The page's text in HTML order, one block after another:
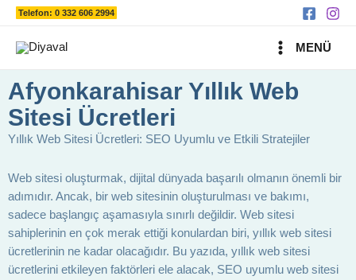
İçeriğeTelefon: 0 332 606 2994
MAIN
MENÜ
Afyonkarahisar Yıllık Web
Sitesi Ücretleri
Yıllık Web Sitesi Ücretleri: SEO Uyumlu ve Etkili Stratejiler
Web sitesi oluşturmak, dijital dünyada başarılı olmanın önemli bir
adımıdır. Ancak, bir web sitesinin oluşturulması ve bakımı,
sadece başlangıç aşamasıyla sınırlı değildir. Web sitesi
sahiplerinin en çok merak ettiği konulardan biri, yıllık web sitesi
ücretlerinin ne kadar olacağıdır. Bu yazıda, yıllık web sitesi
ücretlerini etkileyen faktörleri ele alacak, SEO uyumlu web sitesi
Ara